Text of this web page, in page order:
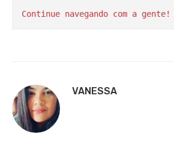
Continue navegando com a gente!
VANESSA